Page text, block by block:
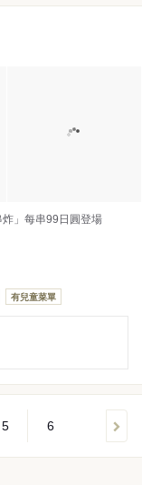
」每串99日圓登場
有兒童菜單
5 6